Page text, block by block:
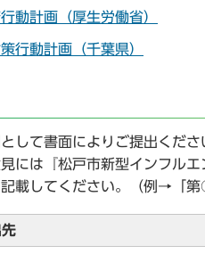
動計画（厚生労働省）
行動計画（千葉県）
して書面によりご提出くだ
には『松戸市新型インフル
記載してください。（例→「